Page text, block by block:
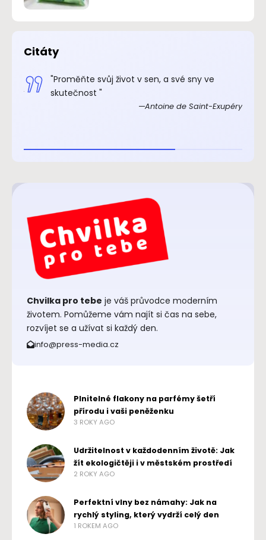
Citáty
"Proměňte svůj život v sen, a své sny ve
skutečnost "
Antoine de Saint-Exupéry
Chvilka pro tebe je váš průvodce moderním
životem. Pomůžeme vám najít si čas na sebe,
rozvíjet se a užívat si každý den.
info@press-media.cz
Plnitelné flakony na parfémy šetří
přírodu i vaši peněženku
3 ROKY AGO
Udržitelnost v každodenním životě: Jak
žít ekologičtěji i v městském prostředí
2 ROKY AGO
Perfektní vlny bez námahy: Jak na
rychlý styling, který vydrží celý den
1 ROKEM AGO